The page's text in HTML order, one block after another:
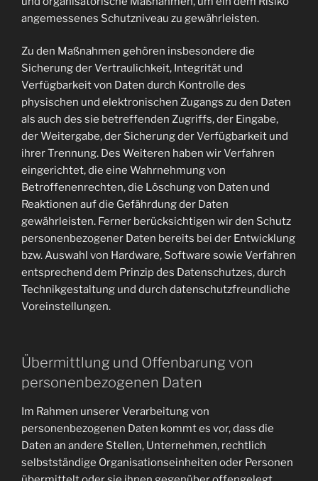
angemessenes Schutzniveau zu gewährleisten.
Zu den Maßnahmen gehören insbesondere die
Sicherung der Vertraulichkeit, Integrität und
Verfügbarkeit von Daten durch Kontrolle des
physischen und elektronischen Zugangs zu den Daten
als auch des sie betreffenden Zugriffs, der Eingabe,
der Weitergabe, der Sicherung der Verfügbarkeit und
ihrer Trennung. Des Weiteren haben wir Verfahren
eingerichtet, die eine Wahrnehmung von
Betroffenenrechten, die Löschung von Daten und
Reaktionen auf die Gefährdung der Daten
gewährleisten. Ferner berücksichtigen wir den Schutz
personenbezogener Daten bereits bei der Entwicklung
bzw. Auswahl von Hardware, Software sowie Verfahren
entsprechend dem Prinzip des Datenschutzes, durch
Technikgestaltung und durch datenschutzfreundliche
Voreinstellungen.
Übermittlung und Offenbarung von
personenbezogenen Daten
Im Rahmen unserer Verarbeitung von
personenbezogenen Daten kommt es vor, dass die
Daten an andere Stellen, Unternehmen, rechtlich
selbstständige Organisationseinheiten oder Personen